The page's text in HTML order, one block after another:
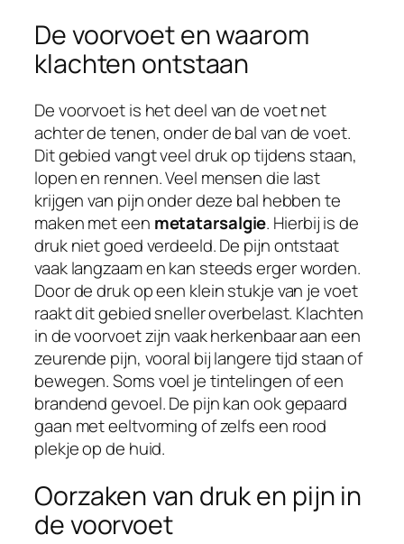
De voorvoet en waarom
klachten ontstaan
De voorvoet is het deel van de voet net
achter de tenen, onder de bal van de voet.
Dit gebied vangt veel druk op tijdens staan,
lopen en rennen. Veel mensen die last
krijgen van pijn onder deze bal hebben te
maken met een metatarsalgie. Hierbij is de
druk niet goed verdeeld. De pijn ontstaat
vaak langzaam en kan steeds erger worden.
Door de druk op een klein stukje van je voet
raakt dit gebied sneller overbelast. Klachten
in de voorvoet zijn vaak herkenbaar aan een
zeurende pijn, vooral bij langere tijd staan of
bewegen. Soms voel je tintelingen of een
brandend gevoel. De pijn kan ook gepaard
gaan met eeltvorming of zelfs een rood
plekje op de huid.
Oorzaken van druk en pijn in
de voorvoet